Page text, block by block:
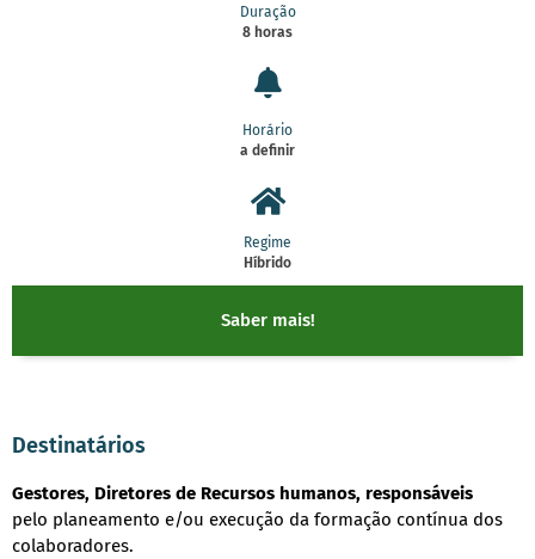
Duração
8 horas
Horário
a definir
Regime
Híbrido
Saber mais!
Destinatários
Gestores, Diretores de Recursos humanos, responsáveis
pelo planeamento e/ou execução da formação contínua dos
colaboradores.